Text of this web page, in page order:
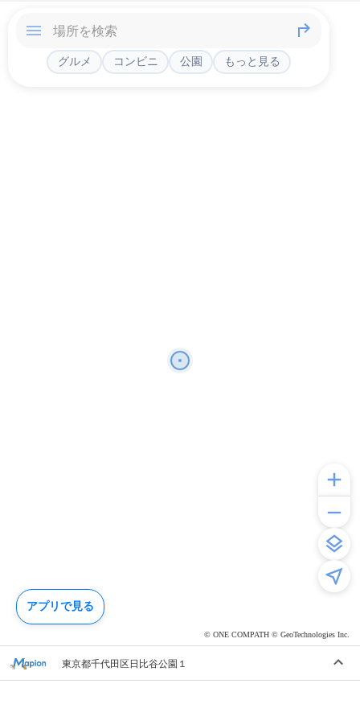
© ONE COMPATH © GeoTechnologies Inc.
グルメ コンビニ 公園 もっと見る
東京都千代田区日比谷公園１
アプリで見る